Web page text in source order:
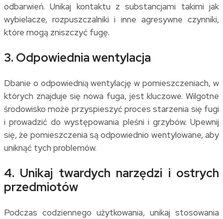
odbarwień. Unikaj kontaktu z substancjami takimi jak
wybielacze, rozpuszczalniki i inne agresywne czynniki,
które mogą zniszczyć fugę.
3. Odpowiednia wentylacja
Dbanie o odpowiednią wentylację w pomieszczeniach, w
których znajduje się nowa fuga, jest kluczowe. Wilgotne
środowisko może przyspieszyć proces starzenia się fugi
i prowadzić do występowania pleśni i grzybów. Upewnij
się, że pomieszczenia są odpowiednio wentylowane, aby
uniknąć tych problemów.
4. Unikaj twardych narzędzi i ostrych
przedmiotów
Podczas codziennego użytkowania, unikaj stosowania